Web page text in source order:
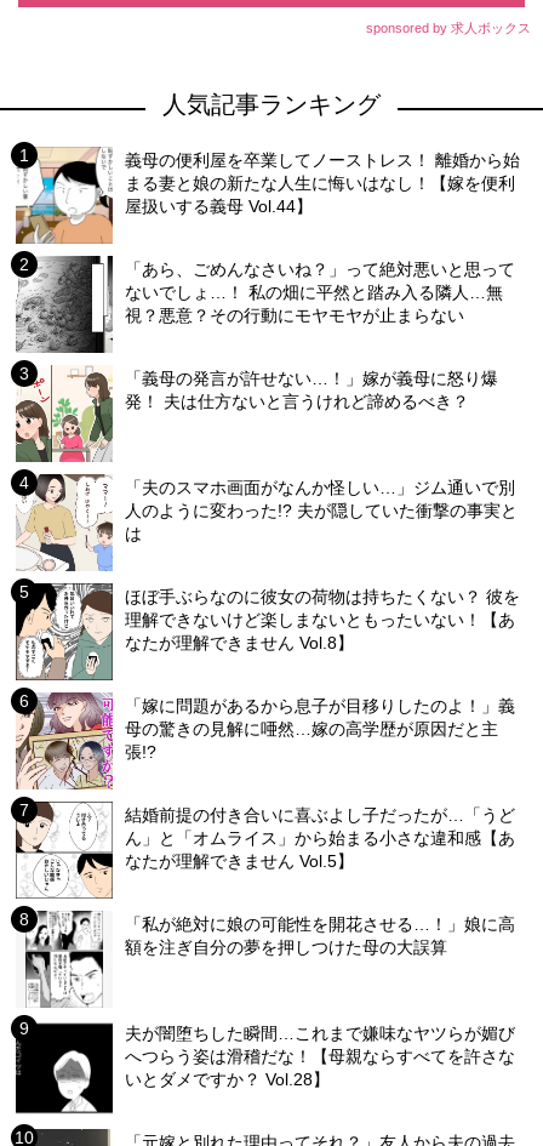
sponsored by 求人ボックス
人気記事ランキング
義母の便利屋を卒業してノーストレス！ 離婚から始
まる妻と娘の新たな人生に悔いはなし！【嫁を便利
屋扱いする義母 Vol.44】
「あら、ごめんなさいね？」って絶対悪いと思って
ないでしょ…！ 私の畑に平然と踏み入る隣人…無
視？悪意？その行動にモヤモヤが止まらない
「義母の発言が許せない…！」嫁が義母に怒り爆
発！ 夫は仕方ないと言うけれど諦めるべき？
「夫のスマホ画面がなんか怪しい…」ジム通いで別
人のように変わった!? 夫が隠していた衝撃の事実と
は
ほぼ手ぶらなのに彼女の荷物は持ちたくない？ 彼を
理解できないけど楽しまないともったいない！【あ
なたが理解できません Vol.8】
「嫁に問題があるから息子が目移りしたのよ！」義
母の驚きの見解に唖然…嫁の高学歴が原因だと主
張!?
結婚前提の付き合いに喜ぶよし子だったが…「うど
ん」と「オムライス」から始まる小さな違和感【あ
なたが理解できません Vol.5】
「私が絶対に娘の可能性を開花させる…！」娘に高
額を注ぎ自分の夢を押しつけた母の大誤算
夫が闇堕ちした瞬間…これまで嫌味なヤツらが媚び
へつらう姿は滑稽だな！【母親ならすべてを許さな
いとダメですか？ Vol.28】